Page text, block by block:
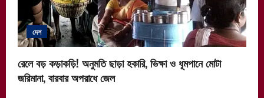
দেশ
রেলে বড় কড়াকড়ি! অনুমতি ছাড়া হকারি, ভিক্ষা ও ধূমপানে মোটা
জরিমানা, বারবার অপরাধে জেল